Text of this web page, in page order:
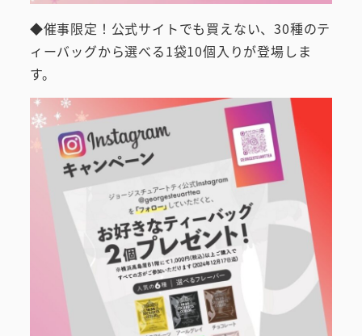
◆催事限定！公式サイトでも買えない、30種のテ
ィーバッグから選べる1袋10個入りが登場しま
す。